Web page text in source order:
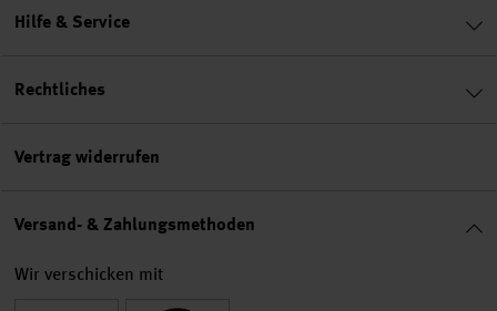
Hilfe & Service
Rechtliches
Vertrag widerrufen
Versand- & Zahlungsmethoden
Wir verschicken mit